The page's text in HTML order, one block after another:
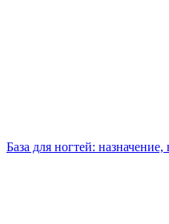
База для ногтей: